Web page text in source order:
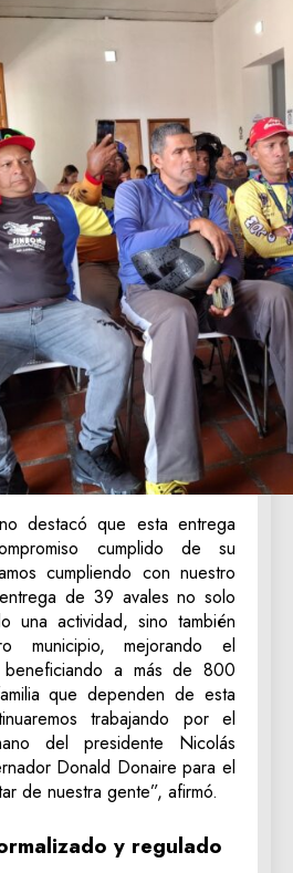
destacó que esta entrega
cumplido de su
cumpliendo con nuestro
de 39 avales no solo
una actividad, sino también
municipio, mejorando el
a más de 800
que dependen de esta
trabajando por el
del presidente Nicolás
Donald Donaire para el
de nuestra gente”, afirmó.
y regulado